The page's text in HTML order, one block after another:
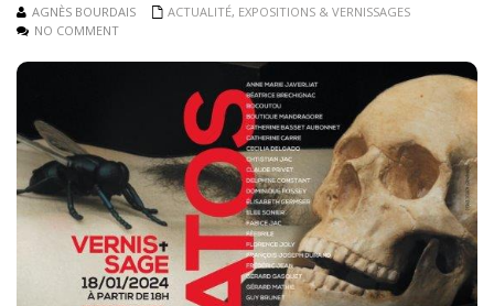
AGNÈS BOURDAIS ACTUALITÉ, EXPOSITIONS & VERNISSAGES
NO COMMENT